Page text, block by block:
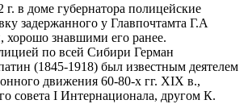
г. в доме губернатора полицейские
задержанного у Главпочтамта Г.А
хорошо знавшими его ранее.
по всей Сибири Герман
(1845-1918) был известным деятелем
движения 60-80-х гг. XIX в.,
совета I Интернационала, другом К.